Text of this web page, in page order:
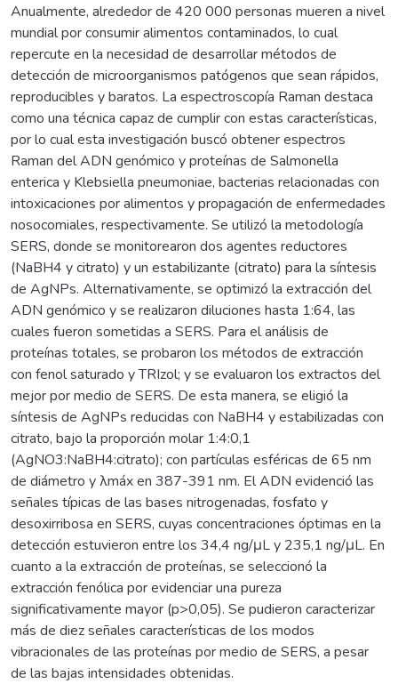
Anualmente, alrededor de 420 000 personas mueren a nivel
mundial por consumir alimentos contaminados, lo cual
repercute en la necesidad de desarrollar métodos de
detección de microorganismos patógenos que sean rápidos,
reproducibles y baratos. La espectroscopía Raman destaca
como una técnica capaz de cumplir con estas características,
por lo cual esta investigación buscó obtener espectros
Raman del ADN genómico y proteínas de Salmonella
enterica y Klebsiella pneumoniae, bacterias relacionadas con
intoxicaciones por alimentos y propagación de enfermedades
nosocomiales, respectivamente. Se utilizó la metodología
SERS, donde se monitorearon dos agentes reductores
(NaBH4 y citrato) y un estabilizante (citrato) para la síntesis
de AgNPs. Alternativamente, se optimizó la extracción del
ADN genómico y se realizaron diluciones hasta 1:64, las
cuales fueron sometidas a SERS. Para el análisis de
proteínas totales, se probaron los métodos de extracción
con fenol saturado y TRIzol; y se evaluaron los extractos del
mejor por medio de SERS. De esta manera, se eligió la
síntesis de AgNPs reducidas con NaBH4 y estabilizadas con
citrato, bajo la proporción molar 1:4:0,1
(AgNO3:NaBH4:citrato); con partículas esféricas de 65 nm
de diámetro y λmáx en 387-391 nm. El ADN evidenció las
señales típicas de las bases nitrogenadas, fosfato y
desoxirribosa en SERS, cuyas concentraciones óptimas en la
detección estuvieron entre los 34,4 ng/μL y 235,1 ng/μL. En
cuanto a la extracción de proteínas, se seleccionó la
extracción fenólica por evidenciar una pureza
significativamente mayor (p>0,05). Se pudieron caracterizar
más de diez señales características de los modos
vibracionales de las proteínas por medio de SERS, a pesar
de las bajas intensidades obtenidas.